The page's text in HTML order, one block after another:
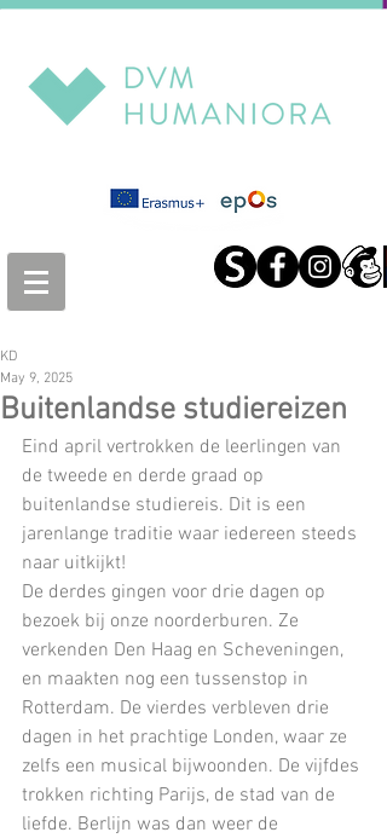
Buitenlandse studiereizen
KD
May 9, 2025
Eind april vertrokken de leerlingen van
de tweede en derde graad op
buitenlandse studiereis. Dit is een
jarenlange traditie waar iedereen steeds
naar uitkijkt!
De derdes gingen voor drie dagen op
bezoek bij onze noorderburen. Ze
verkenden Den Haag en Scheveningen,
en maakten nog een tussenstop in
Rotterdam. De vierdes verbleven drie
dagen in het prachtige Londen, waar ze
zelfs een musical bijwoonden. De vijfdes
trokken richting Parijs, de stad van de
liefde. Berlijn was dan weer de